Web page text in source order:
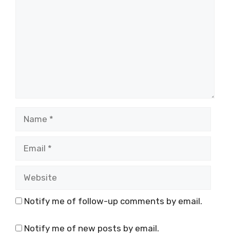
Notify me of follow-up comments by email.
Notify me of new posts by email.